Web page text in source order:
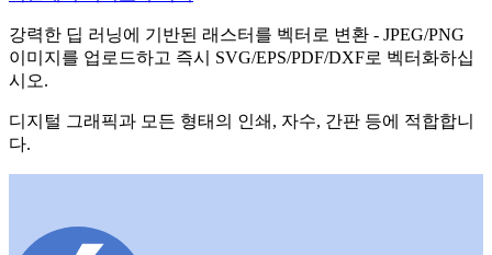
강력한 딥 러닝에 기반된 래스터를 벡터로 변환 - JPEG/PNG
이미지를 업로드하고 즉시 SVG/EPS/PDF/DXF로 벡터화하십
시오.
디지털 그래픽과 모든 형태의 인쇄, 자수, 간판 등에 적합합니
다.